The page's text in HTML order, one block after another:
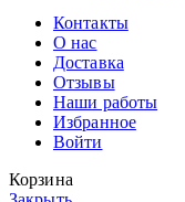
Контакты
О нас
Доставка
Отзывы
Наши работы
Избранное
Войти
Корзина